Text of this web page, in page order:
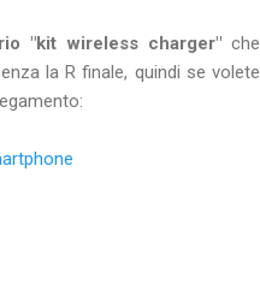
"kit wireless charger"che
la R finale, quindi se volete